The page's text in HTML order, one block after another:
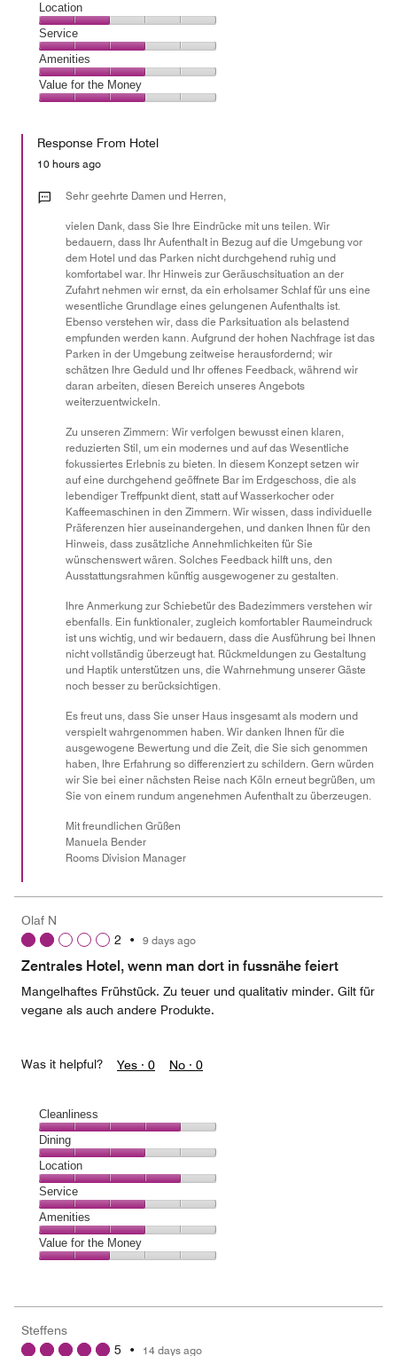
out
of
5
Dining,
4
out
of
5
Location
Location,
2
out
of
5
Service
Service,
3
out
Amenities
Amenities,
3
of
Value for the Money
the
Money,
out
Response From Hotel
10 hours ago
Sehr geehrte Damen und Herren,
vielen Dank, dass Sie Ihre Eindrücke mit uns teilen. Wir
bedauern, dass Ihr Aufenthalt in Bezug auf die Umgebung vor
dem Hotel und das Parken nicht durchgehend ruhig und
komfortabel war. Ihr Hinweis zur Geräuschsituation an der
Zufahrt nehmen wir ernst, da ein erholsamer Schlaf für uns eine
wesentliche Grundlage eines gelungenen Aufenthalts ist.
Ebenso verstehen wir, dass die Parksituation als belastend
empfunden werden kann. Aufgrund der hohen Nachfrage ist das
Parken in der Umgebung zeitweise herausfordernd; wir
schätzen Ihre Geduld und Ihr offenes Feedback, während wir
daran arbeiten, diesen Bereich unseres Angebots
weiterzuentwickeln.
Zu unseren Zimmern: Wir verfolgen bewusst einen klaren,
reduzierten Stil, um ein modernes und auf das Wesentliche
fokussiertes Erlebnis zu bieten. In diesem Konzept setzen wir
auf eine durchgehend geöffnete Bar im Erdgeschoss, die als
lebendiger Treffpunkt dient, statt auf Wasserkocher oder
Kaffeemaschinen in den Zimmern. Wir wissen, dass individuelle
Präferenzen hier auseinandergehen, und danken Ihnen für den
Hinweis, dass zusätzliche Annehmlichkeiten für Sie
wünschenswert wären. Solches Feedback hilft uns, den
Ausstattungsrahmen künftig ausgewogener zu gestalten.
Ihre Anmerkung zur Schiebetür des Badezimmers verstehen wir
ebenfalls. Ein funktionaler, zugleich komfortabler Raumeindruck
ist uns wichtig, und wir bedauern, dass die Ausführung bei Ihnen
nicht vollständig überzeugt hat. Rückmeldungen zu Gestaltung
und Haptik unterstützen uns, die Wahrnehmung unserer Gäste
noch besser zu berücksichtigen.
Es freut uns, dass Sie unser Haus insgesamt als modern und
verspielt wahrgenommen haben. Wir danken Ihnen für die
ausgewogene Bewertung und die Zeit, die Sie sich genommen
haben, Ihre Erfahrung so differenziert zu schildern. Gern würden
wir Sie bei einer nächsten Reise nach Köln erneut begrüßen, um
Sie von einem rundum angenehmen Aufenthalt zu überzeugen.
Mit freundlichen Grüßen
Manuela Bender
Rooms Division Manager
Olaf N
2 • 9 days ago
Zentrales Hotel, wenn man dort in fussnähe feiert
Mangelhaftes Frühstück. Zu teuer und qualitativ minder. Gilt für
vegane als auch andere Produkte.
Was it helpful? Yes · 0 No · 0
Cleanliness
Cleanliness,
4
out
of
5
Dining
Dining,
3
out
of
5
Location
Location,
4
out
of
5
Service
Service,
3
out
Amenities
Amenities,
3
5
Value for the Money
2
out
Steffens
5 • 14 days ago